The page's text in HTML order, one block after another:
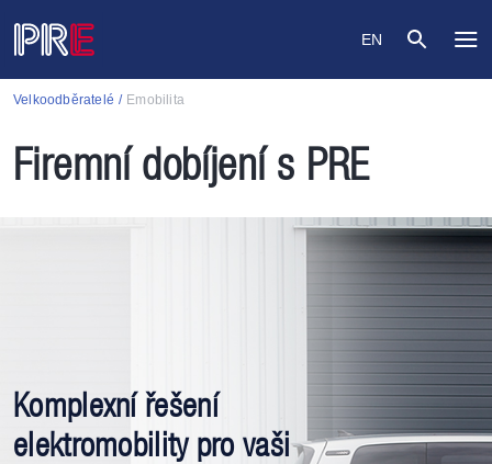
EN
Velkoodběratelé Emobilita
Firemní dobíjení s PRE
Komplexní řešení
elektromobility pro vaši